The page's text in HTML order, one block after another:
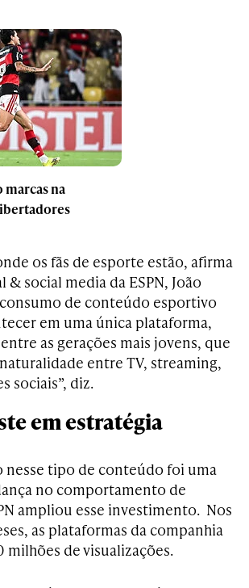
marcas na
os fãs de esporte estão, afirma
& social media da ESPN, João
de conteúdo esportivo
em uma única plataforma,
as gerações mais jovens, que
entre TV, streaming,
sociais”, diz.
em estratégia
nesse tipo de conteúdo foi uma
no comportamento de
ampliou esse investimento. Nos
as plataformas da companhia
milhões de visualizações.